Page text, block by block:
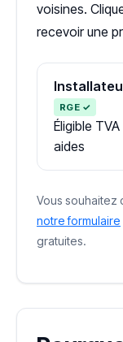
voisines.
recevoir une
RGE ✓
Éligible
aides
Vous souhaitez
notre formulaire
gratuites.